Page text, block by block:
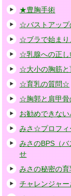
★豊胸手術
☆バストアップ
☆ブラで始まり
☆乳腺への正し
☆大小の胸筋と
☆育乳の質問☆
☆胸郭と肩甲骨
お勧めできな
みさ☆プロフィ
みさのBPS（
せ
みさの秘密の
チャレンジャ